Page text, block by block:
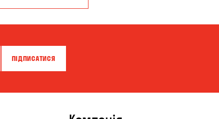
ПІДПИСАТИСЯ